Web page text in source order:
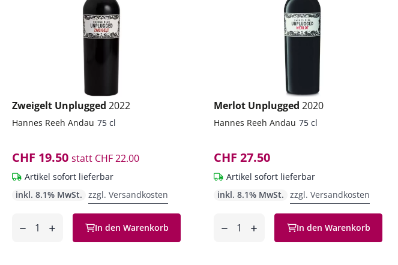
Zweigelt Unplugged 2022
Hannes Reeh Andau 75 cl
CHF 19.50 statt CHF 22.00
Artikel sofort lieferbar
inkl. 8.1% MwSt. zzgl. Versandkosten
In den Warenkorb
Merlot Unplugged 2020
Hannes Reeh Andau 75 cl
CHF 27.50
Artikel sofort lieferbar
inkl. 8.1% MwSt. zzgl. Versandkosten
In den Warenkorb